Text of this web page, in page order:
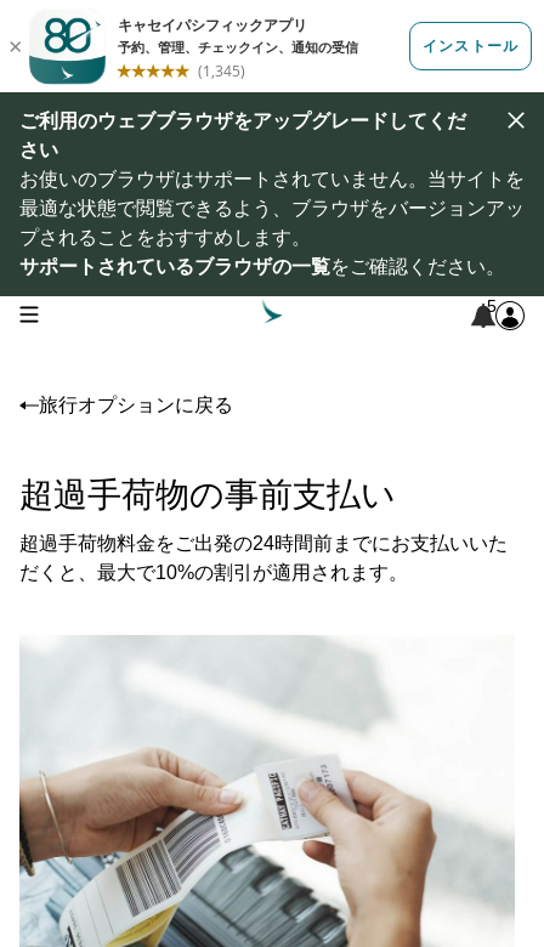
ご利用のウェブブラウザをアップグレードしてくだ
さい
お使いのブラウザはサポートされていません。当サイトを
最適な状態で閲覧できるよう、ブラウザをバージョンアッ
プされることをおすすめします。
サポートされているブラウザの一覧をご確認ください。
open navigation menu 5
旅行オプションに戻る
超過手荷物の事前支払い
超過手荷物料金をご出発の24時間前までにお支払いいた
だくと、最大で10%の割引が適用されます。